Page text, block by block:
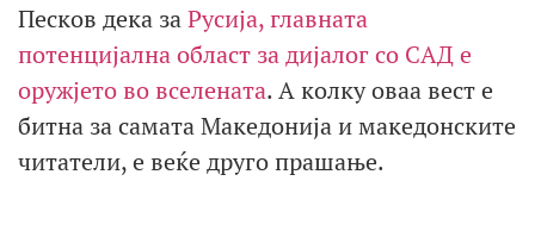
Песков дека заРусија, главната
потенцијална област за дијалог со САД е
оружјето во вселената. А колку оваа вест е
битна за самата Македонија и македонските
читатели, е веќе друго прашање.